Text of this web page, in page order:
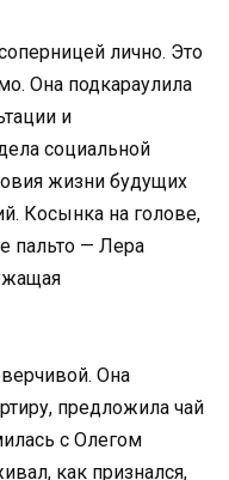
лично. Это
Она подкараулила
и
социальной
жизни будущих
Косынка на голове,
пальто — Лера
Она
предложила чай
с Олегом
как признался,